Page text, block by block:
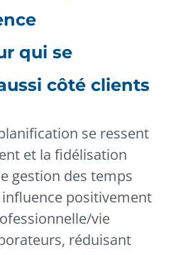
qui se
côté clients
se ressent
et la fidélisation
gestion des temps
positivement
vie
réduisant